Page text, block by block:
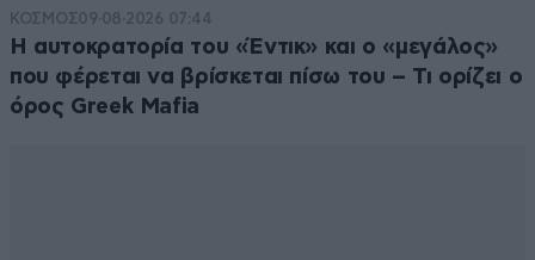
ΚΟΣΜΟΣ09·08·2026 07:44
Η αυτοκρατορία του «Έντικ» και ο «μεγάλος»
που φέρεται να βρίσκεται πίσω του – Τι ορίζει ο
όρος Greek Mafia